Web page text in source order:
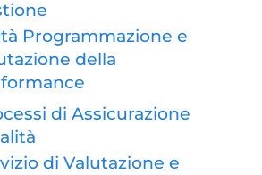
Programmazione e
della
di Assicurazione
di Valutazione e